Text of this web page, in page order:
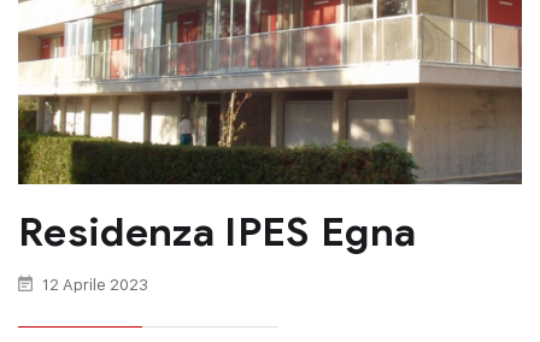
Residenza IPES Egna
12 Aprile 2023